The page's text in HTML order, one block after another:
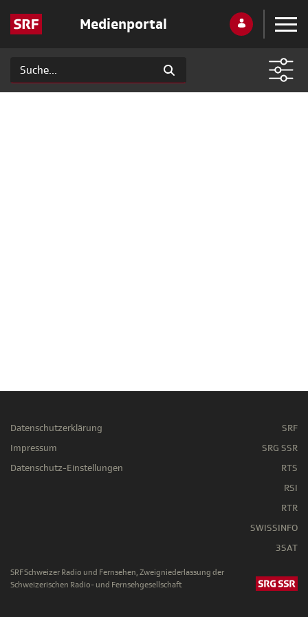
Medienportal
Datenschutzerklärung
Impressum
Datenschutz-Einstellungen
SRF
SRG SSR
RTS
RSI
RTR
SWISSINFO
3SAT
SRF Schweizer Radio und Fernsehen, Zweigniederlassung der
Schweizerischen Radio- und Fernsehgesellschaft